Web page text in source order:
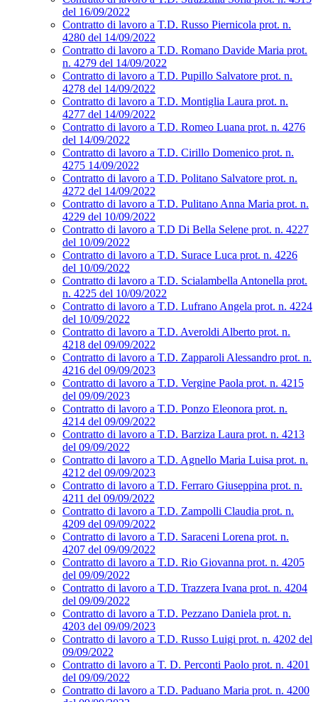
del 16/09/2022
Contratto di lavoro a T.D. Russo Piernicola prot. n.
4280 del 14/09/2022
Contratto di lavoro a T.D. Romano Davide Maria prot.
n. 4279 del 14/09/2022
Contratto di lavoro a T.D. Pupillo Salvatore prot. n.
4278 del 14/09/2022
Contratto di lavoro a T.D. Montiglia Laura prot. n.
4277 del 14/09/2022
Contratto di lavoro a T.D. Romeo Luana prot. n. 4276
del 14/09/2022
Contratto di lavoro a T.D. Cirillo Domenico prot. n.
4275 14/09/2022
Contratto di lavoro a T.D. Politano Salvatore prot. n.
4272 del 14/09/2022
Contratto di lavoro a T.D. Pulitano Anna Maria prot. n.
4229 del 10/09/2022
Contratto di lavoro a T.D Di Bella Selene prot. n. 4227
del 10/09/2022
Contratto di lavoro a T.D. Surace Luca prot. n. 4226
del 10/09/2022
Contratto di lavoro a T.D. Scialambella Antonella prot.
n. 4225 del 10/09/2022
Contratto di lavoro a T.D. Lufrano Angela prot. n. 4224
del 10/09/2022
Contratto di lavoro a T.D. Averoldi Alberto prot. n.
4218 del 09/09/2022
Contratto di lavoro a T.D. Zapparoli Alessandro prot. n.
4216 del 09/09/2023
Contratto di lavoro a T.D. Vergine Paola prot. n. 4215
del 09/09/2023
Contratto di lavoro a T.D. Ponzo Eleonora prot. n.
4214 del 09/09/2022
Contratto di lavoro a T.D. Barziza Laura prot. n. 4213
del 09/09/2022
Contratto di lavoro a T.D. Agnello Maria Luisa prot. n.
4212 del 09/09/2023
Contratto di lavoro a T.D. Ferraro Giuseppina prot. n.
4211 del 09/09/2022
Contratto di lavoro a T.D. Zampolli Claudia prot. n.
4209 del 09/09/2022
Contratto di lavoro a T.D. Saraceni Lorena prot. n.
4207 del 09/09/2022
Contratto di lavoro a T.D. Rio Giovanna prot. n. 4205
del 09/09/2022
Contratto di lavoro a T.D. Trazzera Ivana prot. n. 4204
del 09/09/2022
Contratto di lavoro a T.D. Pezzano Daniela prot. n.
4203 del 09/09/2023
Contratto di lavoro a T.D. Russo Luigi prot. n. 4202 del
09/09/2022
Contratto di lavoro a T. D. Perconti Paolo prot. n. 4201
del 09/09/2022
Contratto di lavoro a T.D. Paduano Maria prot. n. 4200